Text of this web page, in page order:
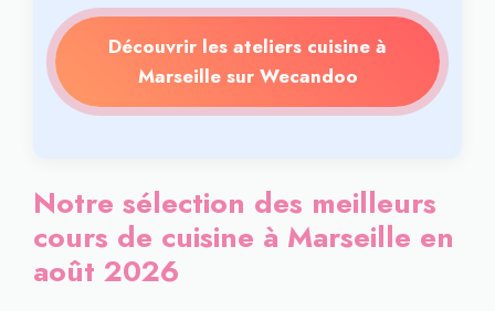
Découvrir les ateliers cuisine à
Marseille sur Wecandoo
Notre sélection des meilleurs
cours de cuisine à Marseille en
août 2026